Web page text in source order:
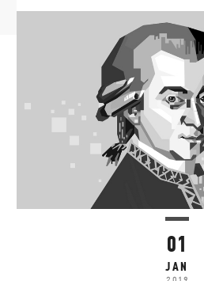
01
JAN